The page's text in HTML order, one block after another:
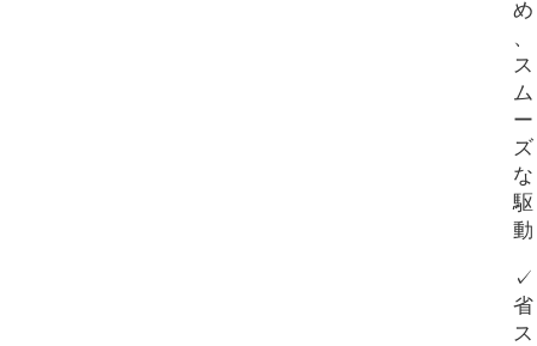
め
、
ス
ム
ー
ズ
な
駆
動
✓
省
ス